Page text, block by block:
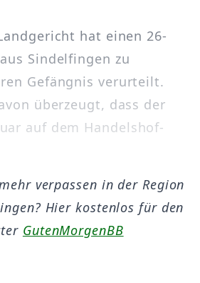
hat einen 26-
Sindelfingen zu
Gefängnis verurteilt.
überzeugt, dass der
auf dem Handelshof-
verpassen in der Region
Hier kostenlos für den
GutenMorgenBB